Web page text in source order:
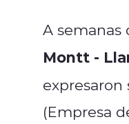
A
Montt -
(Empresa